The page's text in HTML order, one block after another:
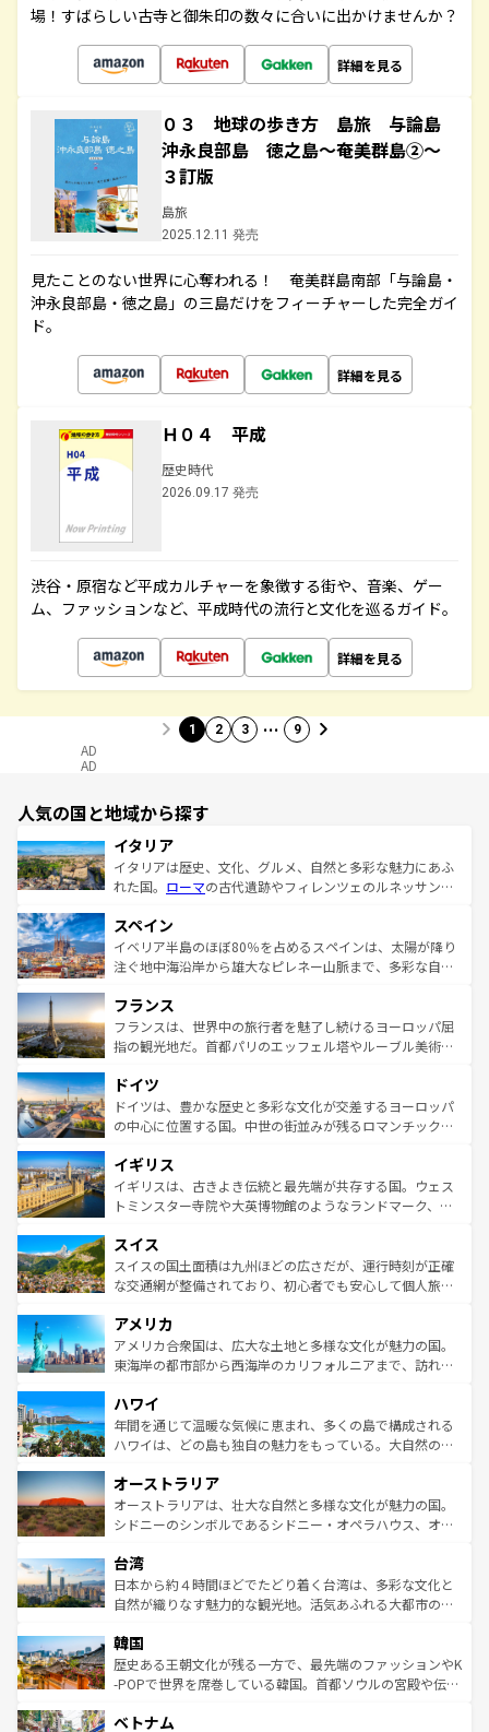
場！すばらしい古寺と御朱印の数々に合いに出かけませんか？
詳細を見る
０３ 地球の歩き方 島旅 与論島
沖永良部島 徳之島～奄美群島②～
３訂版
島旅
2025.12.11 発売
見たことのない世界に心奪われる！ 奄美群島南部「与論島・
沖永良部島・徳之島」の三島だけをフィーチャーした完全ガイ
ド。
詳細を見る
Ｈ０４ 平成
歴史時代
2026.09.17 発売
渋谷・原宿など平成カルチャーを象徴する街や、音楽、ゲー
ム、ファッションなど、平成時代の流行と文化を巡るガイド。
詳細を見る
1 2 3 … 9
AD
AD
人気の国と地域から探す
イタリア
イタリアは歴史、文化、グルメ、自然と多彩な魅力にあふ
れた国。 ローマの古代遺跡やフィレンツェのルネッサンス
ろん、トスカーナの美しい田園風景やアマルフィ海岸の絶
景など、自然景観も見逃せない。観光の合間には、本場の
ピザやパスタなど、絶品のイタリア料理を堪能することも
ませてくれるイタリアで、忘れられない旅をしてみよう！
なお、新着のイタリア情報はコンテンツ一覧 を参照してほ
しい。
スペイン
イベリア半島のほぼ80％を占めるスペインは、太陽が降り
注ぐ地中海沿岸から雄大なピレネー山脈まで、多彩な自然
文化が根付くこの国では、情熱的なフラメンコ、熱気あふ
れる闘牛、そして美味しいタパスが生活の一部となってい
る。首都マドリードの洗練された雰囲気や、バルセロナの
の城塞都市、穏やかなビーチリゾートまで多彩な表情を見
せる。地方によって風土や気候が異なるスペインはその個
性で訪れる人を魅了する。 なお、新着のスペイン情報はコ
フランス
フランスは、世界中の旅行者を魅了し続けるヨーロッパ屈
指の観光地だ。首都パリのエッフェル塔やルーブル美術館
で、幅広い魅力が詰まっている。華麗な宮殿、歴史的な大
聖堂、美しいビーチ、そして豊かな自然が、訪れる者を心
から魅了する。また、フランスは美食の国としても知ら
いる。シャンパンの発祥地であるランス、プロヴァンスの
香り高いラベンダー畑など、多彩な楽しみ方が可能だ。さ
らに、パリ以外の地域にも魅力が溢れており、どの街角に
れる地方に足を運ぶとそれぞれで全く異なる文化を体験で
きるだろう。 なお、新着のフランス情報はコンテンツ一覧
を参照してほしい。
ドイツ
ドイツは、豊かな歴史と多彩な文化が交差するヨーロッパ
の中心に位置する国。中世の街並みが残るロマンチック街
顔を持つこの国は、どこを歩いても飽きることがない。ベ
ルリンの文化的活気、バイエルン州のアルプスの絶景、そ
してライン川沿いのワイン畑といった風景は必見。ビール
は、お酒好きな人にはぜひ体験してほしい。 なお、新着の
ドイツ情報はコンテンツ一覧を参照してほしい。
イギリス
イギリスは、古きよき伝統と最先端が共存する国。ウェス
トミンスター寺院や大英博物館のようなランドマーク、歴
リアごとに異なる魅力がある。また、優雅なアフタヌーン
ティー、ビール好きにはたまらない英国パブ、サッカー観
戦など、本場だからこそできる体験も豊富。イギリスを旅
ンツ一覧を参照してほしい。
スイス
スイスの国土面積は九州ほどの広さだが、運行時刻が正確
な交通網が整備されており、初心者でも安心して個人旅行
の建物がそのまま残る町や、スイスならではのユニークな
博物館もあり、アルプス観光だけでなく町歩きも満喫する
ことができる。国民の所得が高いため物価も高いが、旅行
ば市内交通費無料で観光を楽しむこともできる。 なお、新
着のスイス情報はコンテンツ一覧 を参照してほしい。
アメリカ
アメリカ合衆国は、広大な土地と多様な文化が魅力の国。
東海岸の都市部から西海岸のカリフォルニアまで、訪れる
のような巨大都市は、観光、ショッピング、エンターテイ
ンメントが詰まった刺激的なスポットだ。一方、アメリカ
西部には大自然が広がり、グランドキャニオンやイエロー
部のニューオーリンズでは、音楽と美食が融合した独特の
文化が魅力。旅行者はアメリカの各地域で異なる魅力を楽
しみながら、その多様性と豊かな歴史を感じることができ
ならではの贅沢な旅のスタイルだ。 なお、新着のアメリカ
情報はコンテンツ一覧を参照してほしい。
ハワイ
年間を通じて温暖な気候に恵まれ、多くの島で構成される
ハワイは、どの島も独自の魅力をもっている。大自然の神
ワイ島は見逃せない。また、定番の観光地といえばオアフ
島だが、静かな自然を求めるならマウイ島やカウアイ島が
おすすめ。エメラルドグリーンに輝く海をはじめ、豊かな
れるおもてなしの心で訪れる人々を迎えてくれるハワイの
人々、おいしいローカルフードやハワイアンミュージッ
ク、伝統的なフラダンスなど、すべてがハワイの魅力を彩
ワイを、存分に味わってほしい。 なお、新着のハワイ情報
はコンテンツ一覧を参照してほしい。
オーストラリア
オーストラリアは、壮大な自然と多様な文化が魅力の国。
シドニーのシンボルであるシドニー・オペラハウス、オー
リアリーフや大陸中央部にそびえるウルル（エアーズロッ
ク）、タスマニアの美しい原生林やケアンズの熱帯雨林な
ど、見どころがたくさん。また、カフェやワイン、オージ
いる。アクティビティも充実しており、サーフィンやダイ
ビング、ハイキングなど、アウトドア好きにはたまらな
い。オーストラリアの多彩な魅力を存分に味わいつくそ
参照してほしい。
台湾
日本から約４時間ほどでたどり着く台湾は、多彩な文化と
自然が織りなす魅力的な観光地。活気あふれる大都市の台
ン）、静ひつな山岳地帯である台湾東部など、都市の喧騒
と山間の静けさが共存しており、訪れる人に新しい発見と
驚きをもたらしてくれる。また、奥深い台湾の食文化も魅
容にもいいと評判のスイーツなど、バラエティ豊かな料理
韓国
歴史ある王朝文化が残る一方で、最先端のファッションやK
-POPで世界を席巻している韓国。首都ソウルの宮殿や伝統
き、地方に足を延ばせば四季折々の自然美を楽しむことが
ベトナム